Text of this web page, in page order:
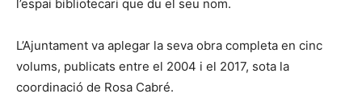
l’espai bibliotecari que du el seu nom.
L’Ajuntament va aplegar la seva obra completa en cinc
volums, publicats entre el 2004 i el 2017, sota la
coordinació de Rosa Cabré.